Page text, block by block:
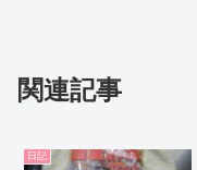
関連記事
日記